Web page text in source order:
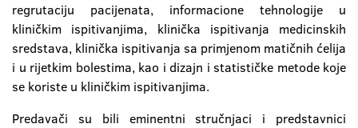
regrutaciju pacijenata, informacione tehnologije u
kliničkim ispitivanjima, klinička ispitivanja medicinskih
sredstava, klinička ispitivanja sa primjenom matičnih ćelija
i u rijetkim bolestima, kao i dizajn i statističke metode koje
se koriste u kliničkim ispitivanjima.
Predavači su bili eminentni stručnjaci i predstavnici